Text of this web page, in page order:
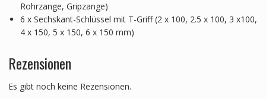
Rohrzange, Gripzange)
6 x Sechskant-Schlüssel mit T-Griff (2 x 100, 2.5 x 100, 3 x100,
4 x 150, 5 x 150, 6 x 150 mm)
Rezensionen
Es gibt noch keine Rezensionen.